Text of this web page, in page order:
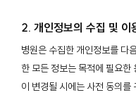
2. 개인정보의 수집 및 이
병원은 수집한 개인정보를 다
한 모든 정보는 목적에 필요한
이 변경될 시에는 사전 동의를